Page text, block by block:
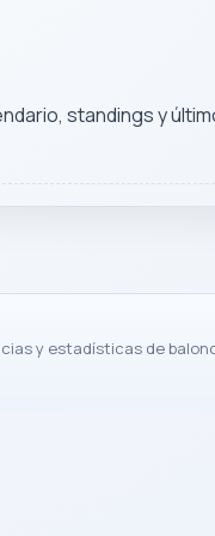
standings y
y estadísticas de